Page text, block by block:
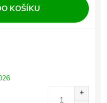
KOŠÍKU